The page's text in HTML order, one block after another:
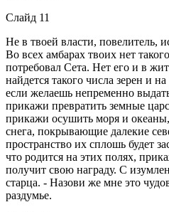
Слайд 11
Не в твоей власти, повелитель,
Во всех амбарах твоих нет
потребовал Сета. Нет его и в
найдется такого числа зерен и
если желаешь непременно
прикажи превратить земные
прикажи осушить моря и
снега, покрывающие далекие
пространство их сплошь будет
что родится на этих полях,
получит свою награду. С
старца. - Назови же мне это
раздумье.